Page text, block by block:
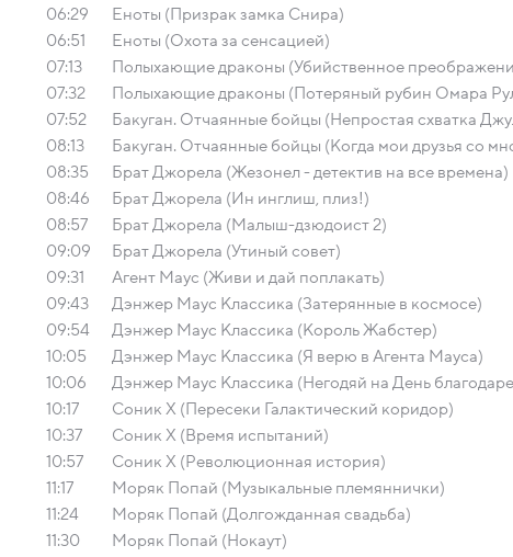
06:29
Еноты (Призрак замка Снира)
06:51
Еноты (Охота за сенсацией)
07:13
Полыхающие драконы (Убийственное
07:32
Полыхающие драконы (Потеряный рубин Омара
07:52
Бакуган. Отчаянные бойцы (Непростая схватка
08:13
Бакуган. Отчаянные бойцы (Когда мои друзья со
08:35
Брат Джорела (Жезонел - детектив на все времена)
08:46
Брат Джорела (Ин инглиш, плиз!)
08:57
Брат Джорела (Малыш-дзюдоист 2)
09:09
Брат Джорела (Утиный совет)
09:31
Агент Маус (Живи и дай поплакать)
09:43
Дэнжер Маус Классика (Затерянные в космосе)
09:54
Дэнжер Маус Классика (Король Жабстер)
10:05
Дэнжер Маус Классика (Я верю в Агента Мауса)
10:06
Дэнжер Маус Классика (Негодяй на День
10:17
Соник Х (Пересеки Галактический коридор)
10:37
Соник Х (Время испытаний)
10:57
Соник Х (Революционная история)
11:17
Моряк Попай (Музыкальные племяннички)
11:24
Моряк Попай (Долгожданная свадьба)
11:30
Моряк Попай (Нокаут)